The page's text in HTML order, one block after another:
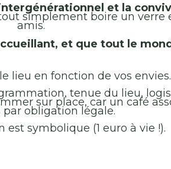
et la
simplement boire un verre
amis.
et que tout le
lieu en fonction de vos envies.
tenue du lieu,
sur place, car un café
obligation légale.
est symbolique (1 euro à vie !).